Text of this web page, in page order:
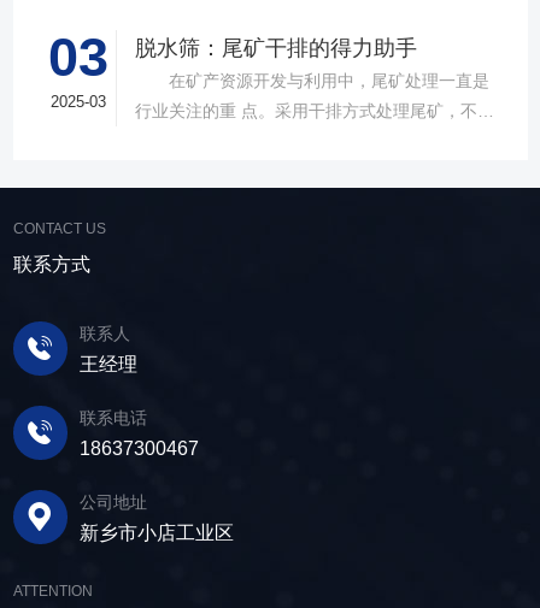
队，产品设计时考虑机械结构、动力学特性和操
作便捷性，其生产的直线筛产品使用时，物料在
筛面快速且均匀分布，筛孔不堵塞，筛分效率
质量材料，生产环节层层把控，生产出的振动筛
定作业。另外，该直线筛设备维护保养便捷，只
需要定期检查、清洁、添加润滑油，即可保证振
领未来 追求筛分效率的同时，故道金机械也
积极响应国家环保政策，部分直线筛筛体采用全
与液体之间的分离。在多个行业中，脱水筛都发
挥着不可或缺的作用。故道金机械带大家一起了
解。 ▲故道金机械单层高频脱水振动筛
筛协助去除多余的水分，以便于尾矿的堆放或再
泥中的水分去除，使其达到后续加工的要
石料厂的水洗砂脱水处理。水洗砂在生产过程中
需要去除表面的泥土和杂质，这时候就需要用脱
水筛，通过脱水筛对物料进行处理，可以确保砂
子的质量符合建筑要求，为建筑工程提供高质量
03
2025-03
脱水筛：尾矿干排的得力助手
在矿产资源开发与利用中，尾矿处理一直是
行业关注的重 点。采用干排方式处理尾矿，不仅
使筛面产生高频振动，含水物料进入振动筛后，
体之间的分离。 脱水筛筛板采用模块式设
计，无需螺栓即可安装，维护更换便捷，仅需要
的时间。其筛网具备自清洁功能，可轻松清除粘
附在筛网上的物料，预防筛料堵网。此外，脱水
CONTACT US
联系方式
联系人
王经理
联系电话
18637300467
公司地址
新乡市小店工业区
ATTENTION